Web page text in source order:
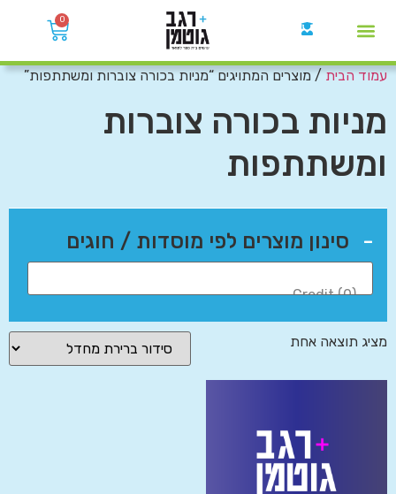
0
עמוד הבית/ מוצרים המתויגים “מניות בכורה צוברות ומשתתפות”
מניות בכורה צוברות
ומשתתפות
סינון מוצרים לפי מוסדות / חוגים -
מציג תוצאה אחת